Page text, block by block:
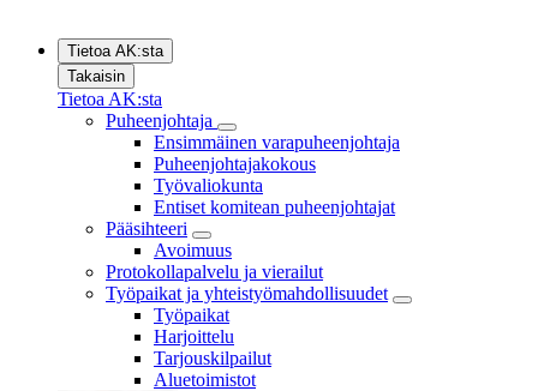
Tietoa AK:sta
Takaisin
Tietoa AK:sta
Puheenjohtaja
Ensimmäinen varapuheenjohtaja
Puheenjohtajakokous
Työvaliokunta
Entiset komitean puheenjohtajat
Pääsihteeri
Avoimuus
Protokollapalvelu ja vierailut
Työpaikat ja yhteistyömahdollisuudet
Työpaikat
Harjoittelu
Tarjouskilpailut
Aluetoimistot